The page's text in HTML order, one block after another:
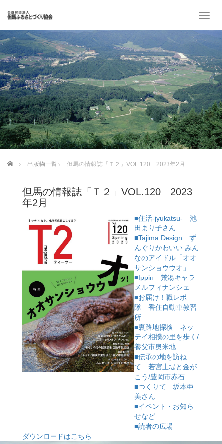
T
l
e
n
a
v
i
g
a
t
i
ホーム 出版物一覧 但馬の情報誌「Ｔ２」VOL.120 2023年2月
但馬の情報誌「Ｔ２」VOL.120 2023
年2月
■住活-jyukatsu- 池
田まり子さん
■Tajima Design ず
んぐりかわいい みん
なのアイドル「オオ
サンショウウオ」
■Ippin 荒湯キャラ
メルフィナンシェ
■お届け！職レポ
隊 香住自動車教習
所
■裏路地探検 ネッ
テイ相撲の里を歩く/
養父市奥米地
■伝承の地を訪ね
て 若宮土堤と金が
こう/豊岡市赤石
■つくりて 坂本亜
美さん
■イベント・お知ら
せなど
■読者の広場
ダウンロードはこちら